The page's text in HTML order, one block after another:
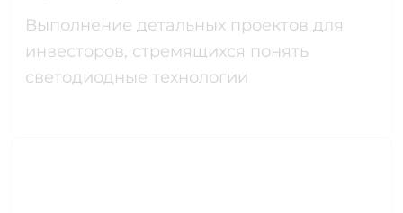
Выполнение детальных проектов для
инвесторов, стремящихся понять
светодиодные технологии